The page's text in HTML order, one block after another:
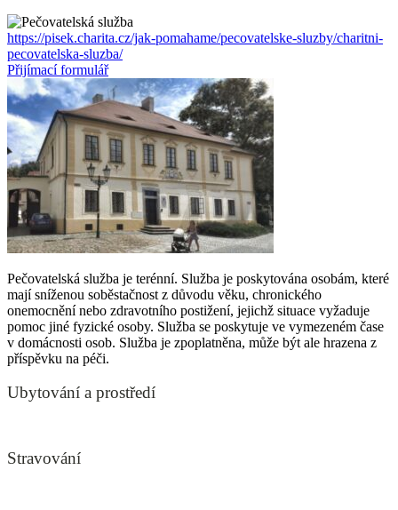
https://pisek.charita.cz/jak-pomahame/pecovatelske-sluzby/charitni-
pecovatelska-sluzba/
Přijímací formulář
Pečovatelská služba je terénní. Služba je poskytována osobám, které
mají sníženou soběstačnost z důvodu věku, chronického
onemocnění nebo zdravotního postižení, jejichž situace vyžaduje
pomoc jiné fyzické osoby. Služba se poskytuje ve vymezeném čase
v domácnosti osob. Služba je zpoplatněna, může být ale hrazena z
příspěvku na péči.
Ubytování a prostředí
Stravování